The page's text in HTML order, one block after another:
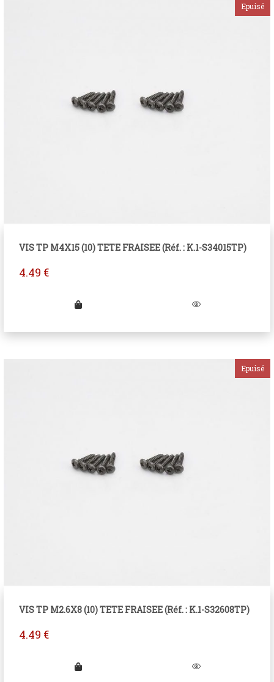
VIS TP M4X15 (10) TETE FRAISEE (Réf. : K.1-S34015TP)
4.49 €
VIS TP M2.6X8 (10) TETE FRAISEE (Réf. : K.1-S32608TP)
4.49 €